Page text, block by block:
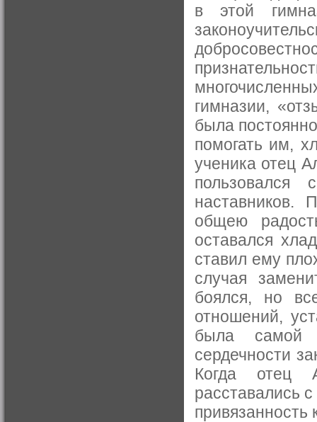
в этой
гимназии,
была
помогать им,
ученика отец
общею
оставался
ставил ему
случая
боялся, но
отношений,
была самой
сердечности
Когда отец
расставались
привязанность